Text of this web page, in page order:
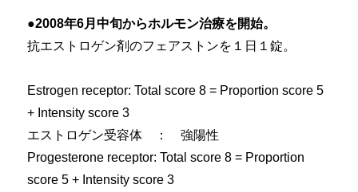
●2008年6月中旬からホルモン治療を開始。
抗エストロゲン剤のフェアストンを１日１錠。
Estrogen receptor: Total score 8 = Proportion score 5
+ Intensity score 3
エストロゲン受容体 ： 強陽性
Progesterone receptor: Total score 8 = Proportion
score 5 + Intensity score 3